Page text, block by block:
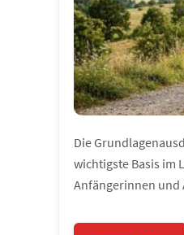
Die
wichtigste Basis im
Anfängerinnen